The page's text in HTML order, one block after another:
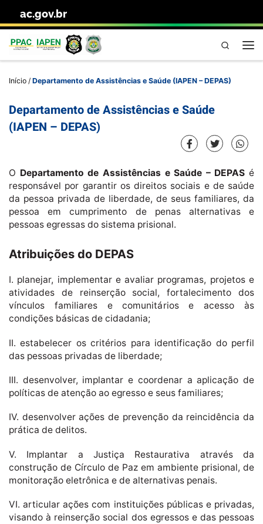
Skip to content
ac.gov.br
Pesquisa
Início / Departamento de Assistências e Saúde (IAPEN – DEPAS)
Departamento de Assistências e Saúde
(IAPEN – DEPAS)
O Departamento de Assistências e Saúde – DEPAS é
responsável por garantir os direitos sociais e de saúde
da pessoa privada de liberdade, de seus familiares, da
pessoa em cumprimento de penas alternativas e
pessoas egressas do sistema prisional.
Atribuições do DEPAS
I. planejar, implementar e avaliar programas, projetos e
atividades de reinserção social, fortalecimento dos
vínculos familiares e comunitários e acesso às
condições básicas de cidadania;
II. estabelecer os critérios para identificação do perfil
das pessoas privadas de liberdade;
III. desenvolver, implantar e coordenar a aplicação de
políticas de atenção ao egresso e seus familiares;
IV. desenvolver ações de prevenção da reincidência da
prática de delitos.
V. Implantar a Justiça Restaurativa através da
construção de Círculo de Paz em ambiente prisional, de
monitoração eletrônica e de alternativas penais.
VI. articular ações com instituições públicas e privadas,
visando à reinserção social dos egressos e das pessoas